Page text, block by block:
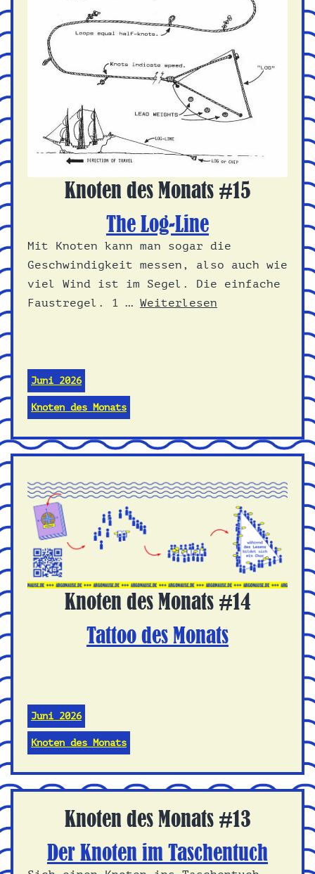
Knoten des Monats #15
The Log-Line
Mit Knoten kann man sogar die
Geschwindigkeit messen, also auch wie
viel Wind ist im Segel. Die einfache
Faustregel. 1 … Weiterlesen
Juni 2026
Knoten des Monats
Knoten des Monats #14
Tattoo des Monats
Juni 2026
Knoten des Monats
Knoten des Monats #13
Der Knoten im Taschentuch